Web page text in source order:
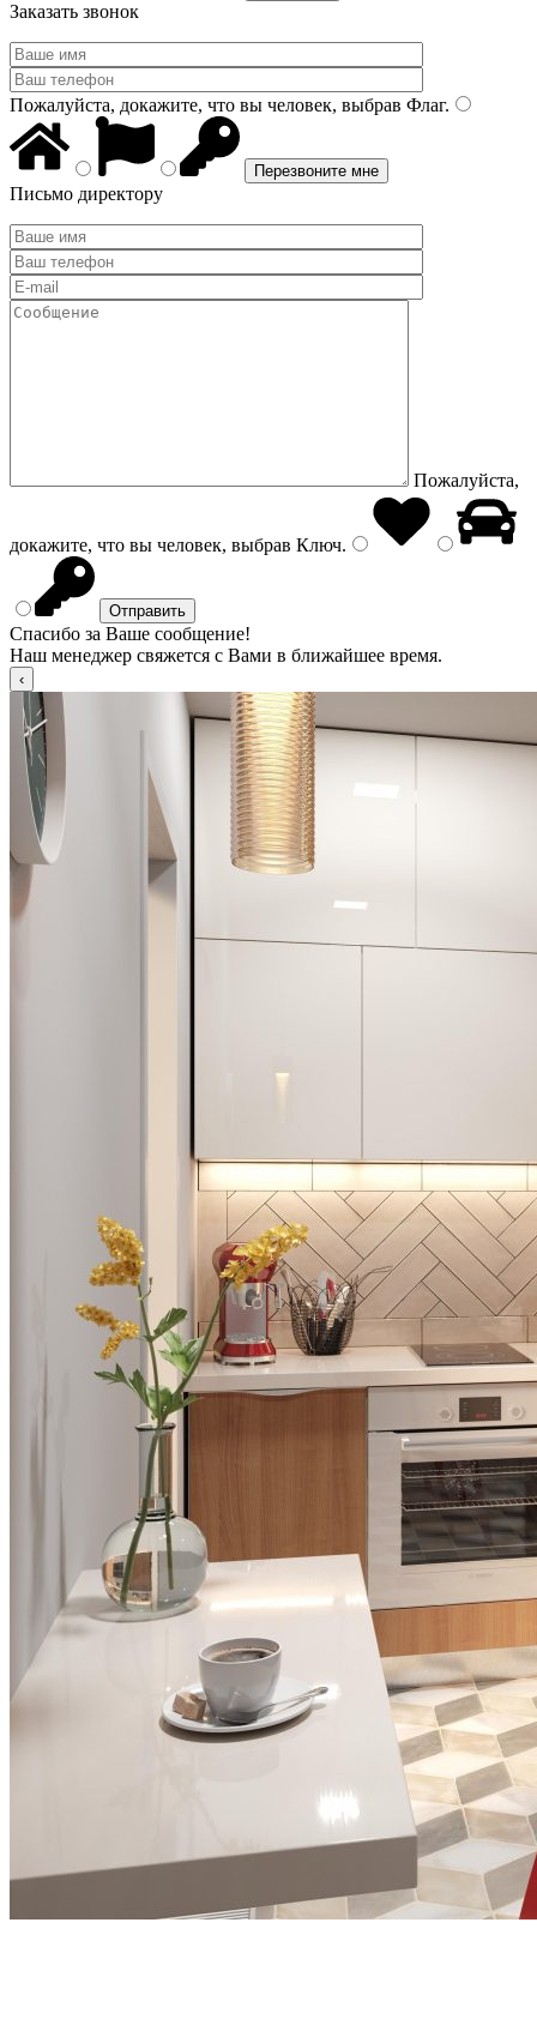
Заказать звонок
Пожалуйста, докажите, что вы человек, выбрав Флаг.
Письмо директору
Пожалуйста,
докажите, что вы человек, выбрав Ключ.
Спасибо за Ваше сообщение!
Наш менеджер свяжется с Вами в ближайшее время.